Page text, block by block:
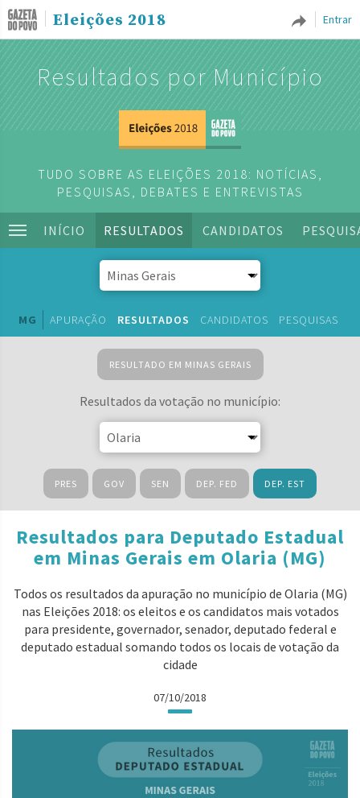
Entrar
Eleições 2018
Resultados por Município
TUDO SOBRE AS ELEIÇÕES 2018: NOTÍCIAS,
PESQUISAS, DEBATES E ENTREVISTAS
INÍCIO RESULTADOS CANDIDATOS
MG APURAÇÃO RESULTADOS CANDIDATOS PESQUISAS
RESULTADO EM MINAS GERAIS
Resultados da votação no município:
PRES GOV SEN DEP. FED DEP. EST
Resultados para Deputado Estadual
em Minas Gerais em Olaria (MG)
Todos os resultados da apuração no município de Olaria (MG)
nas Eleições 2018: os eleitos e os candidatos mais votados
para presidente, governador, senador, deputado federal e
deputado estadual somando todos os locais de votação da
cidade
07/10/2018